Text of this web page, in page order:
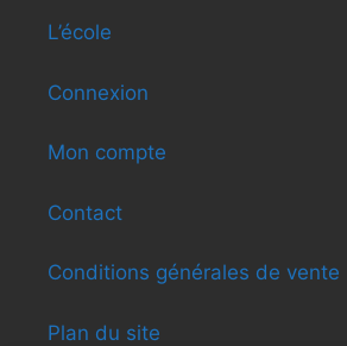
L’école
Connexion
Mon compte
Contact
Conditions générales de vente
Plan du site